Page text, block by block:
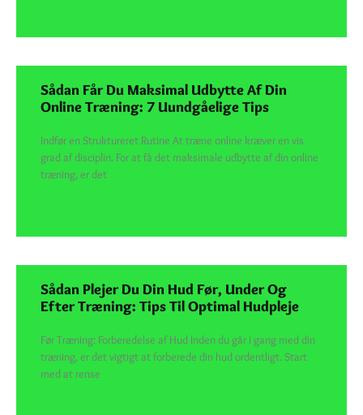
Sådan Får Du Maksimal Udbytte Af Din
Online Træning: 7 Uundgåelige Tips
Indfør en Struktureret Rutine At træne online kræver en vis
grad af disciplin. For at få det maksimale udbytte af din online
træning, er det
Sådan Plejer Du Din Hud Før, Under Og
Efter Træning: Tips Til Optimal Hudpleje
Før Træning: Forberedelse af Hud Inden du går i gang med din
træning, er det vigtigt at forberede din hud ordentligt. Start
med at rense